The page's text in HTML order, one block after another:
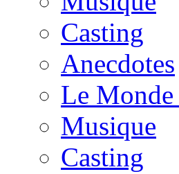
Casting
Anecdotes
Le
Musique
Casting